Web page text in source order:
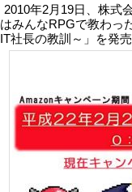
2010年2月19日、株式
はみんなRPGで教わっ
IT社長の教訓～」を発売